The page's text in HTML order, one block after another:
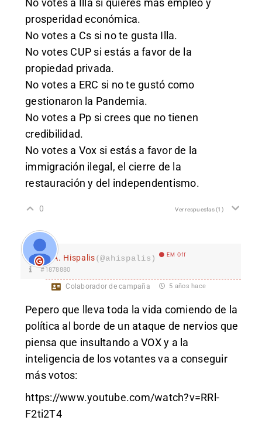
No votes a Illa si quieres más empleo y
prosperidad económica.
No votes a Cs si no te gusta Illa.
No votes CUP si estás a favor de la
propiedad privada.
No votes a ERC si no te gustó como
gestionaron la Pandemia.
No votes a Pp si crees que no tienen
credibilidad.
No votes a Vox si estás a favor de la
immigración ilegal, el cierre de la
restauración y del independentismo.
0 Ver respuestas(1)
A. Hispalis(@ahispalis) EM Off
#1878880
Colaborador de campaña 5 años hace
Pepero que lleva toda la vida comiendo de la
política al borde de un ataque de nervios que
piensa que insultando a VOX y a la
inteligencia de los votantes va a conseguir
más votos:
https://www.youtube.com/watch?v=RRl-
F2ti2T4